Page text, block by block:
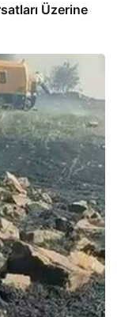
Üzerine